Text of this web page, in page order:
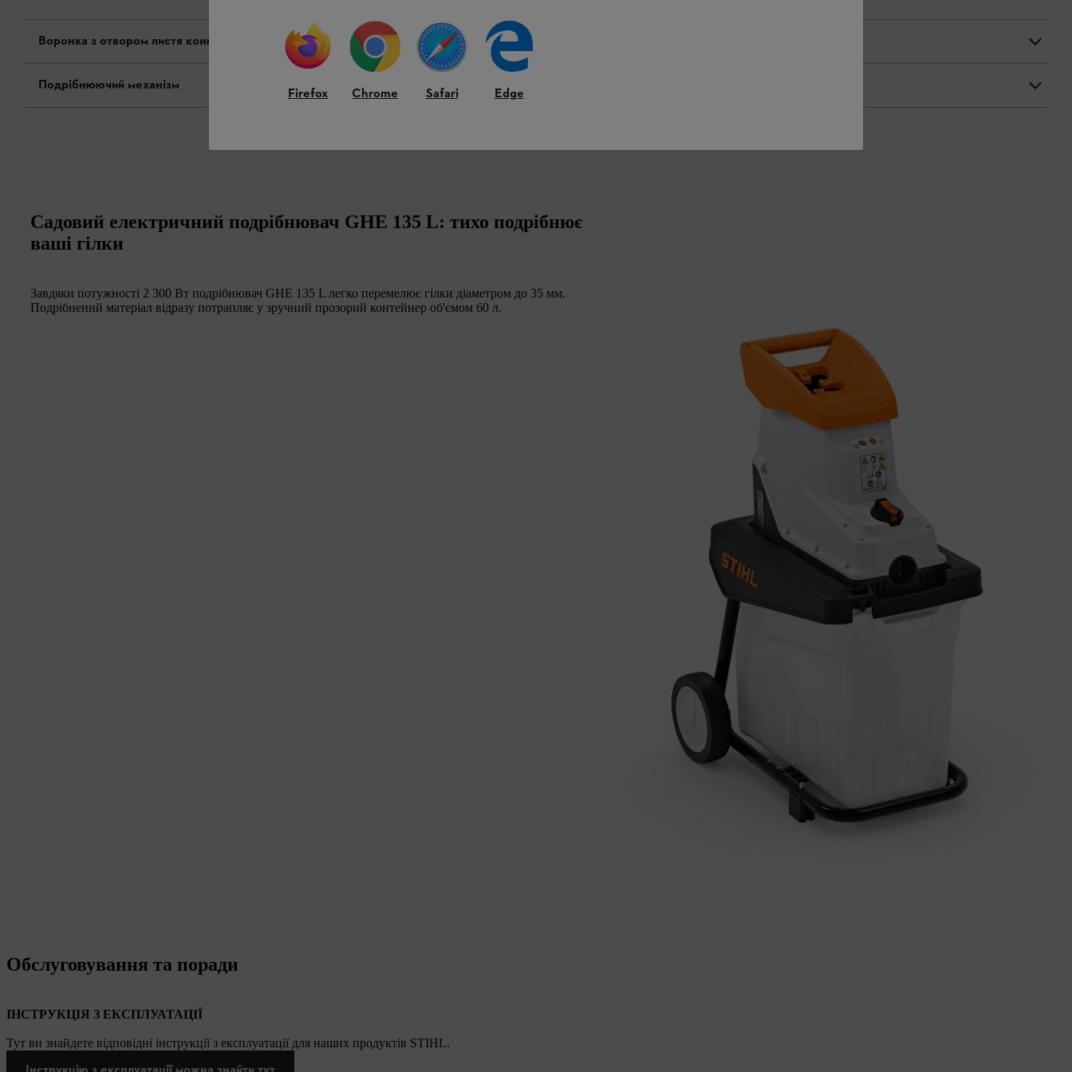
Воронка з отвором листя конюшини
Подрібнюючий механізм
Садовий електричний подрібнювач GHE 135 L: тихо подрібнює
ваші гілки
Завдяки потужності 2 300 Вт подрібнювач GHE 135 L легко перемелює гілки діаметром до 35 мм.
Подрібнений матеріал відразу потрапляє у зручний прозорий контейнер об'ємом 60 л.
Обслуговування та поради
ІНСТРУКЦІЯ З ЕКСПЛУАТАЦІЇ
Тут ви знайдете відповідні інструкції з експлуатації для наших продуктів STIHL.
Інструкцію з експлуатації можна знайти тут
Firefox Chrome Safari Edge